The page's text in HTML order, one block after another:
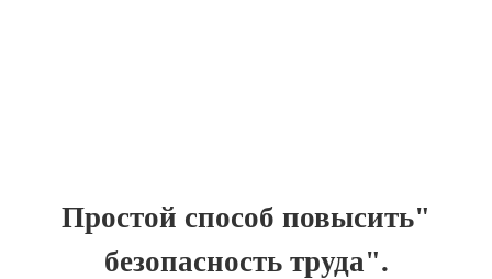
"Простой способ повысить
безопасность труда".